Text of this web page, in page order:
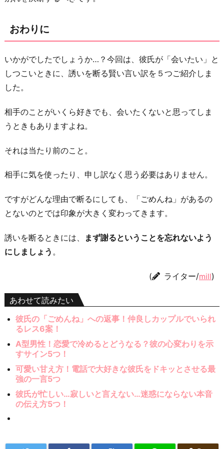
おわりに
いかがでしたでしょうか…？今回は、彼氏が「会いたい」と
しつこいときに、誘いを断る賢い言い訳を５つご紹介しま
した。
相手のことがいくら好きでも、会いたくないと思ってしま
うときもありますよね。
それは当たり前のこと。
相手に気を使ったり、申し訳なく思う必要はありません。
ですがどんな理由で断るにしても、「ごめんね」があるの
とないのとでは印象が大きく変わってきます。
誘いを断るときには、
まず謝るということを忘れないよう
にしましょう 。
( ライター/mill)
あわせて読みたい
彼氏の「ごめんね」への返事！仲良しカップルでいられ
るレス6案！
A型男性！恋愛で冷めるとどうなる？彼の心変わりを示
すサイン5つ！
可愛い甘え方！電話で大好きな彼氏をドキッとさせる最
強の一言5つ
彼氏が忙しい…寂しいと言えない…迷惑にならない本音
の伝え方5つ！